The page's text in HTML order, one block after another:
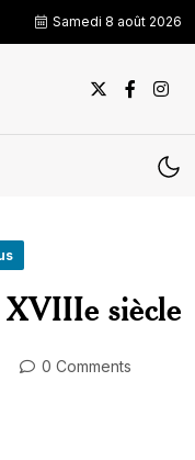
Samedi 8 août 2026
siècle
0 Comments